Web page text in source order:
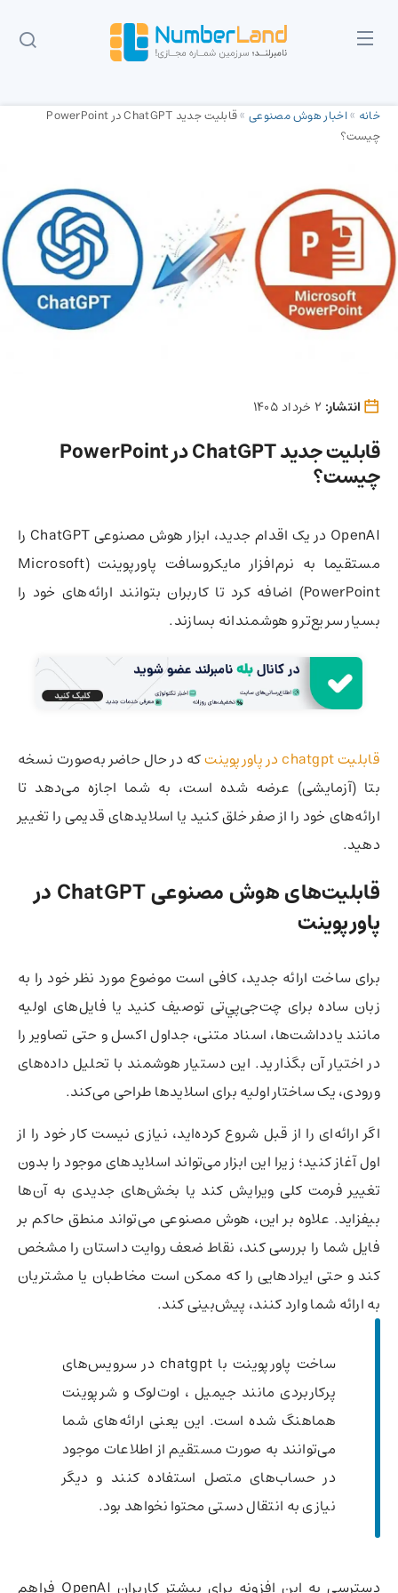
خانه »اخبار هوش مصنوعی»
قابلیت جدید ChatGPT در PowerPoint
چیست؟
انتشار:
قابلیت جدید ChatGPT در PowerPoint
چیست؟
OpenAI در یک اقدام جدید، ابزار هوش مصنوعی ChatGPT را
مستقیما به نرم‌افزار مایکروسافت پاورپوینت (Microsoft
PowerPoint) اضافه کرد تا کاربران بتوانند ارائه‌های خود را
بسیار سریع‌تر و هوشمندانه بسازند.
قابلیت chatgpt در پاورپوینت
که در حال حاضر به‌صورت نسخه
بتا (آزمایشی) عرضه شده است، به شما اجازه می‌دهد تا
ارائه‌های خود را از صفر خلق کنید یا اسلایدهای قدیمی را تغییر
دهید.
قابلیت‌های هوش مصنوعی ChatGPT در
پاورپوینت
برای ساخت ارائه جدید، کافی است موضوع مورد نظر خود را به
زبان ساده برای چت‌جی‌پي‌تی توصیف کنید یا فایل‌های اولیه
مانند یادداشت‌ها، اسناد متنی، جداول اکسل و حتی تصاویر را
در اختیار آن بگذارید. این دستیار هوشمند با تحلیل داده‌های
ورودی، یک ساختار اولیه برای اسلایدها طراحی می‌کند.
اگر ارائه‌ای را از قبل شروع کرده‌اید، نیازی نیست کار خود را از
اول آغاز کنید؛ زیرا این ابزار می‌تواند اسلایدهای موجود را بدون
تغییر فرمت کلی ویرایش کند یا بخش‌های جدیدی به آن‌ها
بیفزاید. علاوه بر این، هوش مصنوعی می‌تواند منطق حاکم بر
فایل شما را بررسی کند، نقاط ضعف روایت داستان را مشخص
کند و حتی ایرادهایی را که ممکن است مخاطبان یا مشتریان
به ارائه شما وارد کنند، پیش‌بینی کند.
ساخت پاورپوینت با chatgpt در سرویس‌های
پرکاربردی مانند جیمیل ، اوت‌لوک و شرپوینت
هماهنگ شده است. این یعنی ارائه‌های شما
می‌توانند به صورت مستقیم از اطلاعات موجود
در حساب‌های متصل استفاده کنند و دیگر
نیازی به انتقال دستی محتوا نخواهد بود.
دسترسی به این افزونه برای بیشتر کاربران OpenAI فراهم